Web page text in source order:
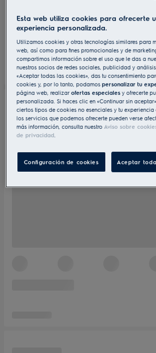
Esta web utiliza cookies para ofrecerte
experiencia personalizada.
Utilizamos cookies y otras tecnologías similares para
web, así como para fines promocionales y de
compartimos información sobre el uso que le das a
nuestros socios de redes sociales, publicidad y
«Aceptar todas las cookies», das tu consentimiento
cookies y, por lo tanto, podamospersonalizar tu
página web, realizarofertas especiales y ofrecerte
personalizada. Si haces clic en «Continuar sin
ciertos tipos de cookies no esenciales y tu
los servicios que podemos ofrecerte pueden verse
más información, consulta nuestro Aviso sobre
de privacidad.
Configuración de cookies Aceptar